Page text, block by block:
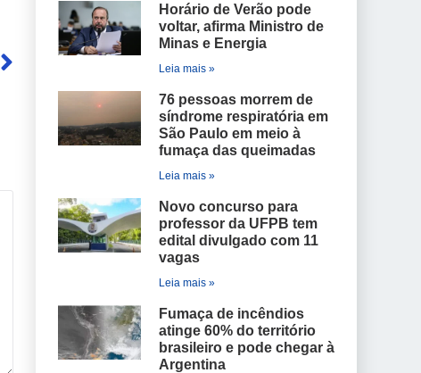
Horário de Verão pode
voltar, afirma Ministro de
Minas e Energia
Leia mais »
76 pessoas morrem de
síndrome respiratória em
São Paulo em meio à
fumaça das queimadas
Leia mais »
Novo concurso para
professor da UFPB tem
edital divulgado com 11
vagas
Leia mais »
Fumaça de incêndios
atinge 60% do território
brasileiro e pode chegar à
Argentina